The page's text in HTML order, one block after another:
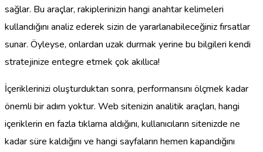
sağlar. Bu araçlar, rakiplerinizin hangi anahtar kelimeleri
kullandığını analiz ederek sizin de yararlanabileceğiniz fırsatlar
sunar. Öyleyse, onlardan uzak durmak yerine bu bilgileri kendi
stratejinize entegre etmek çok akıllıca!
İçeriklerinizi oluşturduktan sonra, performansını ölçmek kadar
önemli bir adım yoktur. Web sitenizin analitik araçları, hangi
içeriklerin en fazla tıklama aldığını, kullanıcıların sitenizde ne
kadar süre kaldığını ve hangi sayfaların hemen kapandığını